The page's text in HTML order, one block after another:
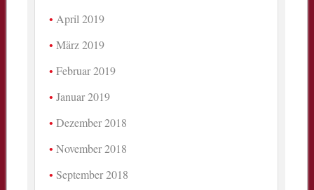
April 2019
März 2019
Februar 2019
Januar 2019
Dezember 2018
November 2018
September 2018